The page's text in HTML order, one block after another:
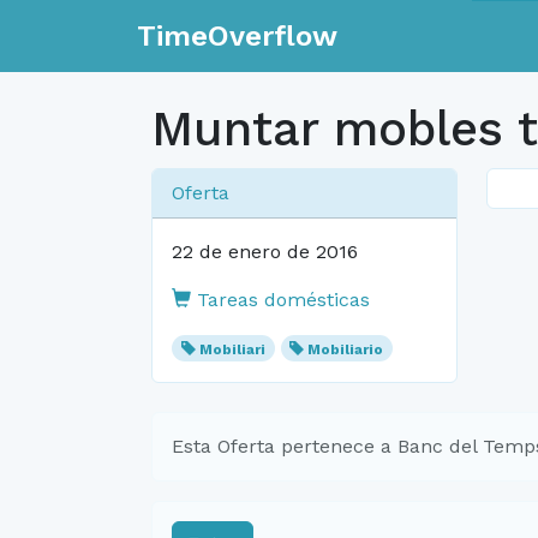
TimeOverflow
Muntar mobles
Oferta
22 de enero de 2016
Tareas domésticas
Mobiliari Mobiliario
Esta Oferta pertenece a Banc del